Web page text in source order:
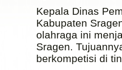
Kepala Dinas
Kabupaten
olahraga ini
Sragen.
berkompetisi di